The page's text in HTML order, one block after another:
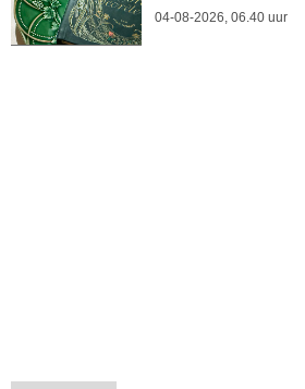
04-08-2026, 06.40 uur